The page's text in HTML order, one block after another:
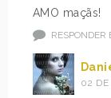
AMO maçãs!
RESPONDER
02 DE